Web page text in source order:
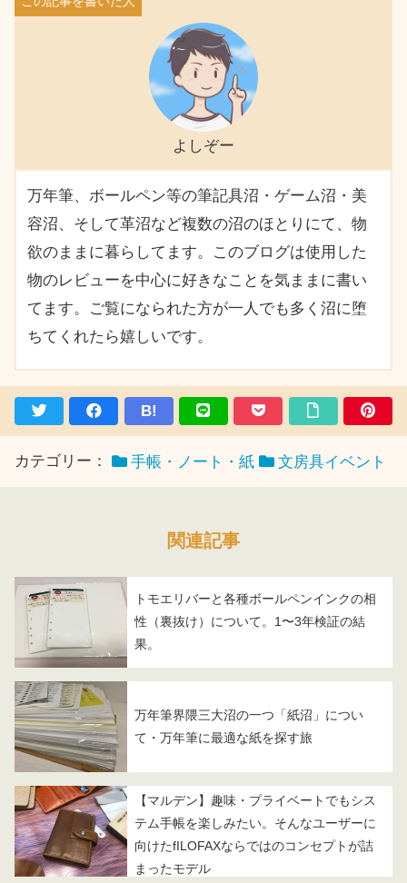
よしぞー
万年筆、ボールペン等の筆記具沼・ゲーム沼・美
容沼、そして革沼など複数の沼のほとりにて、物
欲のままに暮らしてます。このブログは使用した
物のレビューを中心に好きなことを気ままに書い
てます。ご覧になられた方が一人でも多く沼に堕
ちてくれたら嬉しいです。
B!
カテゴリー： 手帳・ノート・紙 文房具イベント
関連記事
トモエリバーと各種ボールペンインクの相
性（裏抜け）について。1〜3年検証の結
果。
万年筆界隈三大沼の一つ「紙沼」につい
て・万年筆に最適な紙を探す旅
【マルデン】趣味・プライベートでもシス
テム手帳を楽しみたい。そんなユーザーに
向けたfILOFAXならではのコンセプトが詰
まったモデル